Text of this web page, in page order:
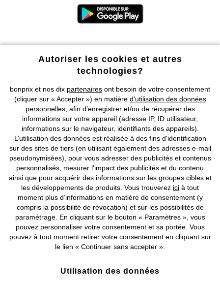
Nos Moyens de Paiement
Nos Services
Nos Collections
Notre Entreprise
Retrouvez bonprix sur
Prix indiqués TVA comprise avec en susfrais de port & de service
Données personnelles Paramètres des cookies
2026 bonprix. Tous droits réservés.
Autoriser les cookies et autres
technologies?
bonprix et nos dix partenaires ont besoin de votre consentement
(cliquer sur « Accepter ») en matière d’utilisation des données
personnelles, afin d’enregistrer et/ou de récupérer des
informations sur votre appareil (adresse IP, ID utilisateur,
informations sur le navigateur, identifiants des appareils).
L’utilisation des données est réalisée à des fins d'identification
sur des sites de tiers (en utilisant également des adresses e-mail
pseudonymisées), pour vous adresser des publicités et contenus
personnalisés, mesurer l'impact des publicités et du contenu
ainsi que pour acquérir des informations sur les groupes cibles et
les développements de produits. Vous trouverez ici à tout
moment plus d’informations en matière de consentement (y
compris la possibilité de révocation) et sur les possibilités de
paramétrage. En cliquant sur le bouton « Paramètres », vous
pouvez personnaliser votre consentement et sa portée. Vous
pouvez à tout moment retirer votre consentement en cliquant sur
le lien « Continuer sans accepter ».
Utilisation des données